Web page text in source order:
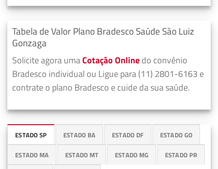
Tabela de Valor Plano Bradesco Saúde São Luiz
Gonzaga
Solicite agora umaCotação Onlinedo convênio
Bradesco individual ou Ligue para (11) 2801-6163 e
contrate o plano Bradesco e cuide da sua saúde.
ESTADO SP ESTADO BA ESTADO DF ESTADO GO
ESTADO MA ESTADO MT ESTADO MG ESTADO PR